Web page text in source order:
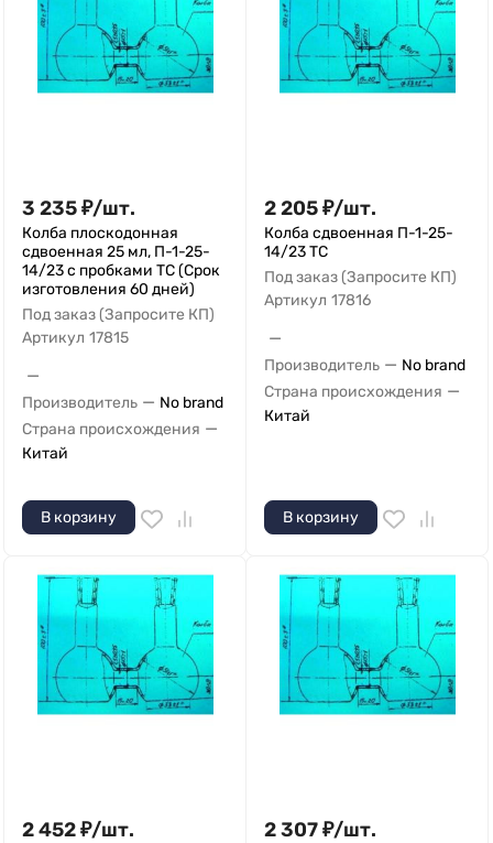
3 235₽/шт.
Колба плоскодонная
сдвоенная 25 мл, П-1-25-
14/23 с пробками ТС (Срок
изготовления 60 дней)
Под заказ (Запросите КП)
Артикул 17815
—
Производитель — No brand
Страна происхождения —
Китай
В корзину
2 205₽/шт.
Колба сдвоенная П-1-25-
14/23 ТС
Под заказ (Запросите КП)
Артикул 17816
—
Производитель — No brand
Страна происхождения —
Китай
В корзину
2 452₽/шт. 2 307₽/шт.